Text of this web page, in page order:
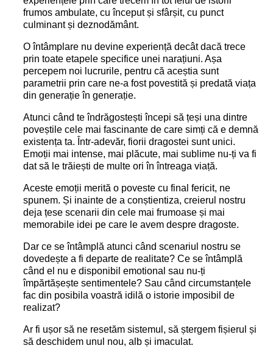
frumos ambulate, cu început și sfârșit, cu punct
culminant și deznodământ.
O întâmplare nu devine experiență decât dacă trece
prin toate etapele specifice unei narațiuni. Așa
percepem noi lucrurile, pentru că aceștia sunt
parametrii prin care ne-a fost povestită și predată viața
din generație în generație.
Atunci când te îndrăgostești începi să țeși una dintre
poveștile cele mai fascinante de care simți că e demnă
existența ta. Într-adevăr, fiorii dragostei sunt unici.
Emoții mai intense, mai plăcute, mai sublime nu-ți va fi
dat să le trăiești de multe ori în întreaga viață.
Aceste emoții merită o poveste cu final fericit, ne
spunem. Și inainte de a conștientiza, creierul nostru
deja țese scenarii din cele mai frumoase și mai
memorabile idei pe care le avem despre dragoste.
Dar ce se întâmplă atunci când scenariul nostru se
dovedește a fi departe de realitate? Ce se întâmplă
când el nu e disponibil emotional sau nu-ți
împărtășește sentimentele? Sau când circumstanțele
fac din posibila voastră idilă o istorie imposibil de
realizat?
Ar fi ușor să ne resetăm sistemul, să ștergem fișierul și
să deschidem unul nou, alb și imaculat.